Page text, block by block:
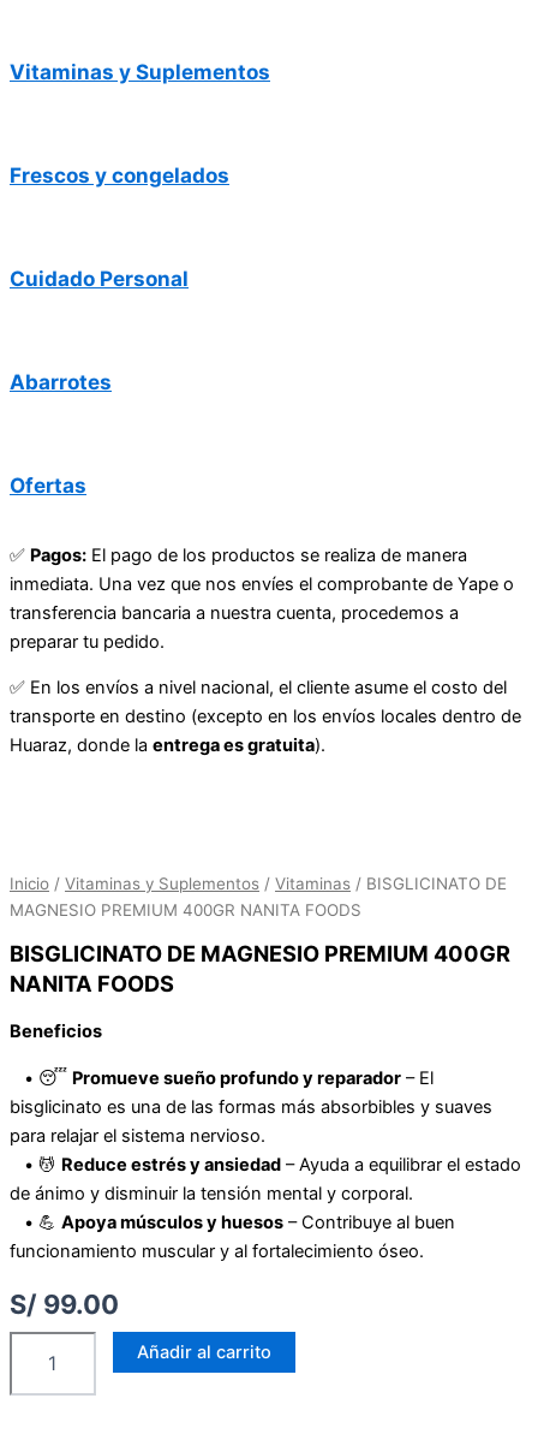
Vitaminas y Suplementos
Frescos y congelados
Cuidado Personal
Abarrotes
Ofertas
✅ Pagos: El pago de los productos se realiza de manera
inmediata. Una vez que nos envíes el comprobante de Yape o
transferencia bancaria a nuestra cuenta, procedemos a
preparar tu pedido.
✅ En los envíos a nivel nacional, el cliente asume el costo del
transporte en destino (excepto en los envíos locales dentro de
Huaraz, donde la entrega es gratuita).
Inicio / Vitaminas y Suplementos / Vitaminas / BISGLICINATO DE
MAGNESIO PREMIUM 400GR NANITA FOODS
BISGLICINATO DE MAGNESIO PREMIUM 400GR
NANITA FOODS
Beneficios
• 😴 Promueve sueño profundo y reparador – El
bisglicinato es una de las formas más absorbibles y suaves
para relajar el sistema nervioso.
• 💆 Reduce estrés y ansiedad – Ayuda a equilibrar el estado
de ánimo y disminuir la tensión mental y corporal.
• 💪 Apoya músculos y huesos – Contribuye al buen
funcionamiento muscular y al fortalecimiento óseo.
S/ 99.00
BISGLICINATO
DE
PREMIUM
400GR
FOODS
cantidad
Añadir al carrito